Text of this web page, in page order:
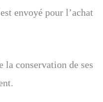
envoyé pour l’achat
la conservation de ses